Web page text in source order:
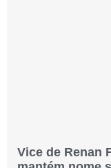
Vice de Renan